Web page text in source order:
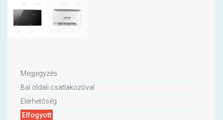
Megjegyzés
Bal oldali csatlakozóval
Elérhetőség
Elfogyott